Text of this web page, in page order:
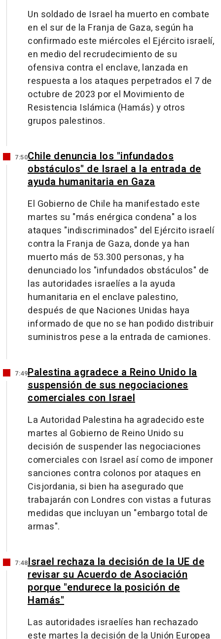
Un soldado de Israel ha muerto en combate
en el sur de la Franja de Gaza, según ha
confirmado este miércoles el Ejército israelí,
en medio del recrudecimiento de su
ofensiva contra el enclave, lanzada en
respuesta a los ataques perpetrados el 7 de
octubre de 2023 por el Movimiento de
Resistencia Islámica (Hamás) y otros
grupos palestinos.
7:50Chile denuncia los "infundados
obstáculos" de Israel a la entrada de
ayuda humanitaria en Gaza
El Gobierno de Chile ha manifestado este
martes su "más enérgica condena" a los
ataques "indiscriminados" del Ejército israelí
contra la Franja de Gaza, donde ya han
muerto más de 53.300 personas, y ha
denunciado los "infundados obstáculos" de
las autoridades israelíes a la ayuda
humanitaria en el enclave palestino,
después de que Naciones Unidas haya
informado de que no se han podido distribuir
suministros pese a la entrada de camiones.
7:49Palestina agradece a Reino Unido la
suspensión de sus negociaciones
comerciales con Israel
La Autoridad Palestina ha agradecido este
martes al Gobierno de Reino Unido su
decisión de suspender las negociaciones
comerciales con Israel así como de imponer
sanciones contra colonos por ataques en
Cisjordania, si bien ha asegurado que
trabajarán con Londres con vistas a futuras
medidas que incluyan un "embargo total de
armas".
7:48Israel rechaza la decisión de la UE de
revisar su Acuerdo de Asociación
porque "endurece la posición de
Hamás"
Las autoridades israelíes han rechazado
este martes la decisión de la Unión Europea